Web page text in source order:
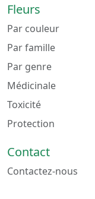
Fleurs
Par couleur
Par famille
Par genre
Médicinale
Toxicité
Protection
Contact
Contactez-nous